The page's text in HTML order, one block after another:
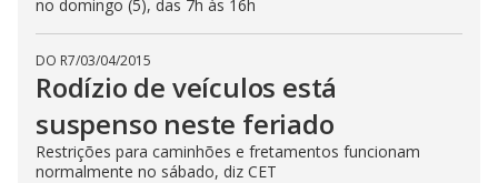
no domingo (5), das 7h às 16h
DO R7/03/04/2015
Rodízio de veículos está
suspenso neste feriado
Restrições para caminhões e fretamentos funcionam
normalmente no sábado, diz CET